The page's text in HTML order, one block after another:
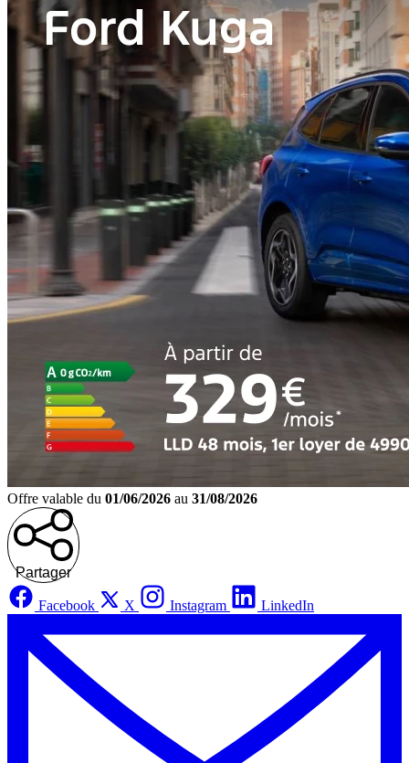
Offre valable du 01/06/2026 au 31/08/2026
Partager
Facebook X Instagram LinkedIn